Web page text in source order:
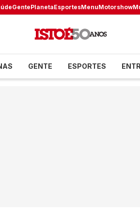
GentePlanetaEsportesMenuMotorshow
GENTE ESPORTES